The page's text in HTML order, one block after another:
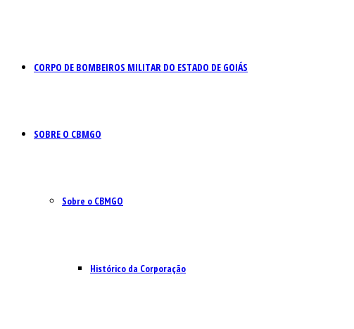
CORPO DE BOMBEIROS MILITAR DO ESTADO DE GOIÁS
SOBRE O CBMGO
Sobre o CBMGO
Histórico da Corporação